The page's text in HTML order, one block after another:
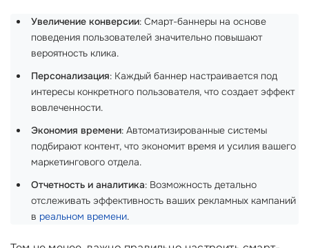
Увеличение конверсии: Смарт-баннеры на основе
поведения пользователей значительно повышают
вероятность клика.
Персонализация: Каждый баннер настраивается под
интересы конкретного пользователя, что создает эффект
вовлеченности.
Экономия времени: Автоматизированные системы
подбирают контент, что экономит время и усилия вашего
маркетингового отдела.
Отчетность и аналитика: Возможность детально
отслеживать эффективность ваших рекламных кампаний
в реальном времени.